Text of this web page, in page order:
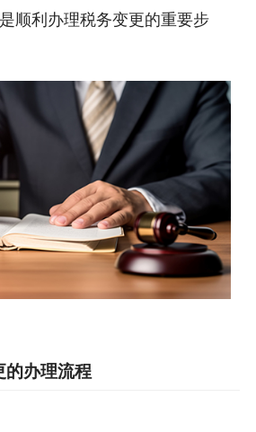
顺利办理税务变更的重要步
的办理流程